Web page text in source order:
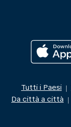
Tutti i Paesi |
Da città a città |